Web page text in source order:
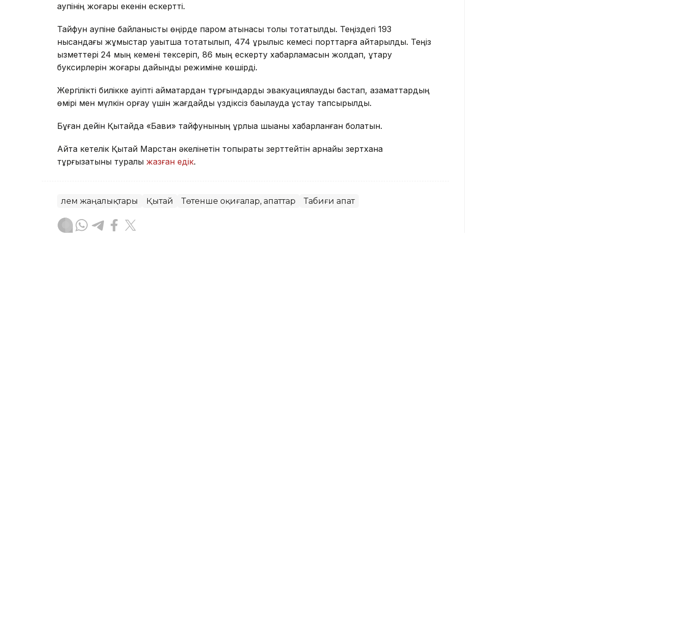
қаупінің жоғары екенін ескертті.
Тайфун қаупіне байланысты өңірде паром қатынасы толық тоқтатылды. Теңіздегі 193
нысандағы жұмыстар уақытша тоқтатылып, 474 құрылыс кемесі порттарға қайтарылды. Теңіз
қызметтері 24 мың кемені тексеріп, 86 мың ескерту хабарламасын жолдап, құтқару
буксирлерін жоғары дайындық режиміне көшірді.
Жергілікті билікке қауіпті аймақтардан тұрғындарды эвакуациялауды бастап, азаматтардың
өмірі мен мүлкін қорғау үшін жағдайды үздіксіз бақылауда ұстау тапсырылды.
Бұған дейін Қытайда «Бави» тайфунының құрлыққа шыққаны хабарланған болатын.
Айта кетелік Қытай Марстан әкелінетін топырақты зерттейтін арнайы зертхана
тұрғызатыны туралы жазған едік.
Әлем жаңалықтары Қытай Төтенше оқиғалар, апаттар Табиғи апат